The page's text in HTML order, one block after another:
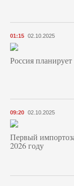
01:15 02.10.2025
Россия
09:20 02.10.2025
Первый
2026 году